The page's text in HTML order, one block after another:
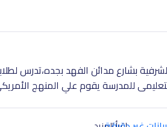
بشارع مدائن الفهد بجده،تدرس
للمدرسة يقوم علي المنهج